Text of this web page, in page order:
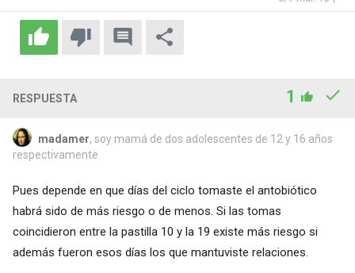
RESPUESTA 1
madamer, soy mamá de dos adolescentes de 12 y 16 años
respectivamente
Pues depende en que días del ciclo tomaste el antobiótico
habrá sido de más riesgo o de menos. Si las tomas
coincidieron entre la pastilla 10 y la 19 existe más riesgo si
además fueron esos días los que mantuviste relaciones.